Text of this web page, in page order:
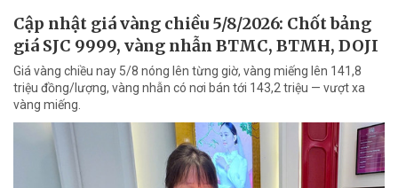
Cập nhật giá vàng chiều 5/8/2026: Chốt bảng
giá SJC 9999, vàng nhẫn BTMC, BTMH, DOJI
Giá vàng chiều nay 5/8 nóng lên từng giờ, vàng miếng lên 141,8
triệu đồng/lượng, vàng nhẫn có nơi bán tới 143,2 triệu — vượt xa
vàng miếng.